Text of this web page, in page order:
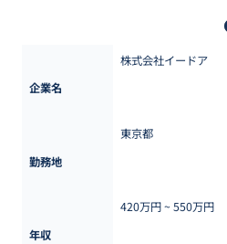
企業名
株式会社イードア
勤務地
東京都
年収
420万円 ~ 550万円